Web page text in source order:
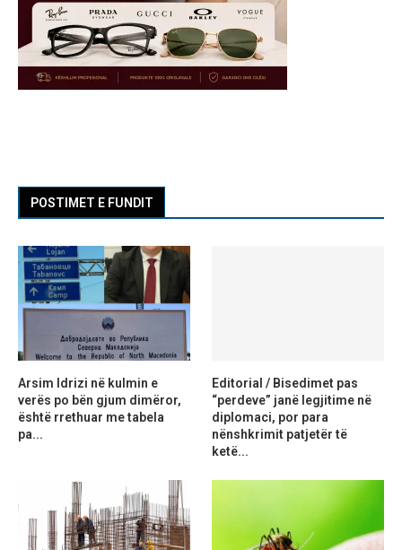
POSTIMET E FUNDIT
Arsim Idrizi në kulmin e
verës po bën gjum dimëror,
është rrethuar me tabela
pa...
Editorial / Bisedimet pas
“perdeve” janë legjitime në
diplomaci, por para
nënshkrimit patjetër të
ketë...